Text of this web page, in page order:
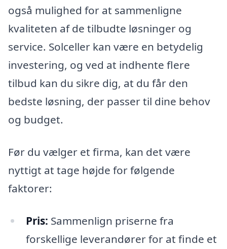
også mulighed for at sammenligne
kvaliteten af de tilbudte løsninger og
service. Solceller kan være en betydelig
investering, og ved at indhente flere
tilbud kan du sikre dig, at du får den
bedste løsning, der passer til dine behov
og budget.
Før du vælger et firma, kan det være
nyttigt at tage højde for følgende
faktorer:
Pris: Sammenlign priserne fra
forskellige leverandører for at finde et